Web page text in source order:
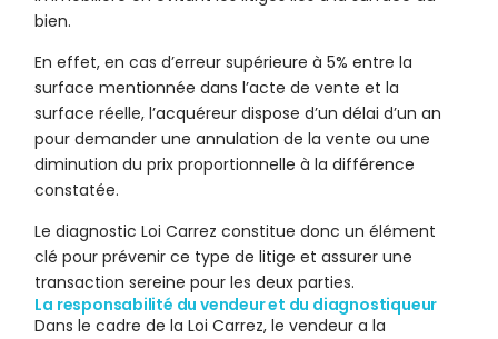
bien.
En effet, en cas d’erreur supérieure à 5% entre la
surface mentionnée dans l’acte de vente et la
surface réelle, l’acquéreur dispose d’un délai d’un an
pour demander une annulation de la vente ou une
diminution du prix proportionnelle à la différence
constatée.
Le diagnostic Loi Carrez constitue donc un élément
clé pour prévenir ce type de litige et assurer une
transaction sereine pour les deux parties.
La responsabilité du vendeur et du diagnostiqueur
Dans le cadre de la Loi Carrez, le vendeur a la